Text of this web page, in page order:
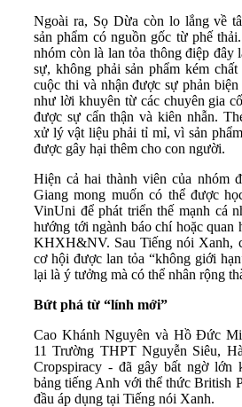
Ngoài ra, Sọ Dừa còn lo lắng về
sản phẩm có nguồn gốc từ phế
nhóm còn là lan tỏa thông điệp đây
sự, không phải sản phẩm kém
cuộc thi và nhận được sự phản
như lời khuyên từ các chuyên gia
được sự cẩn thận và kiên nhẫn.
xử lý vật liệu phải tỉ mỉ, vì sản
được gây hại thêm cho con người.
Hiện cả hai thành viên của nhóm
Giang mong muốn có thể được
VinUni để phát triển thế mạnh cá
hướng tới ngành báo chí hoặc quan
KHXH&NV. Sau Tiếng nói Xanh,
cơ hội được lan tỏa “không giới
lại là ý tưởng mà có thể nhân rộng
Bứt phá từ “lính mới”
Cao Khánh Nguyên và Hồ Đức
11 Trường THPT Nguyễn Siêu,
Cropspiracy - đã gây bất ngờ lớn
bảng tiếng Anh với thể thức British
đầu áp dụng tại Tiếng nói Xanh.